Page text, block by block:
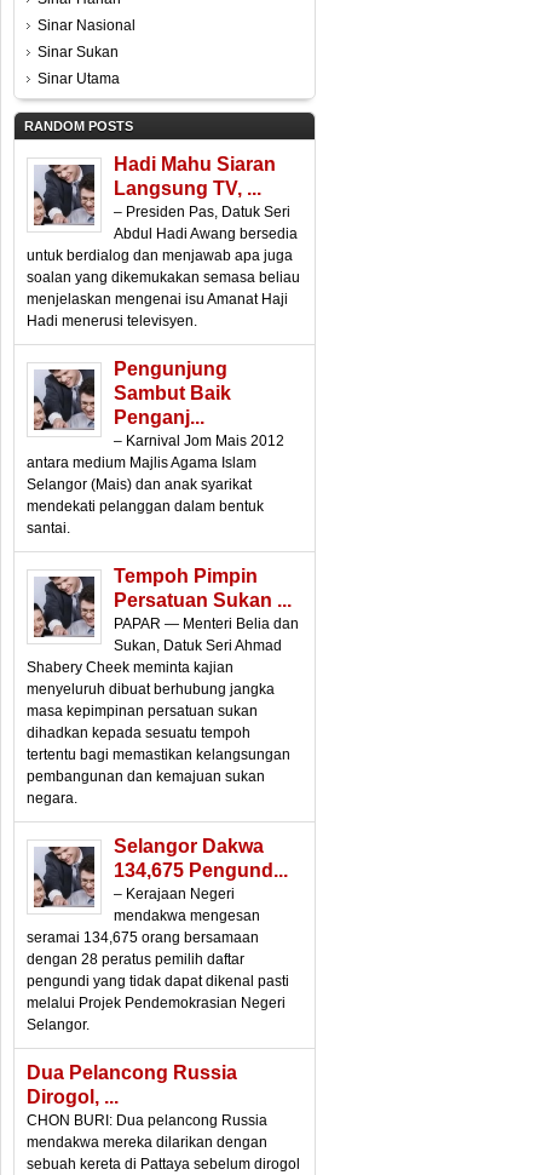
Sinar Nasional
Sinar Sukan
Sinar Utama
RANDOM POSTS
Hadi Mahu Siaran
Langsung TV, ...
– Presiden Pas, Datuk Seri
Abdul Hadi Awang bersedia
untuk berdialog dan menjawab apa juga
soalan yang dikemukakan semasa beliau
menjelaskan mengenai isu Amanat Haji
Hadi menerusi televisyen.
Pengunjung
Sambut Baik
Penganj...
– Karnival Jom Mais 2012
antara medium Majlis Agama Islam
Selangor (Mais) dan anak syarikat
mendekati pelanggan dalam bentuk
santai.
Tempoh Pimpin
Persatuan Sukan ...
PAPAR — Menteri Belia dan
Sukan, Datuk Seri Ahmad
Shabery Cheek meminta kajian
menyeluruh dibuat berhubung jangka
masa kepimpinan persatuan sukan
dihadkan kepada sesuatu tempoh
tertentu bagi memastikan kelangsungan
pembangunan dan kemajuan sukan
negara.
Selangor Dakwa
134,675 Pengund...
– Kerajaan Negeri
mendakwa mengesan
seramai 134,675 orang bersamaan
dengan 28 peratus pemilih daftar
pengundi yang tidak dapat dikenal pasti
melalui Projek Pendemokrasian Negeri
Selangor.
Dua Pelancong Russia
Dirogol, ...
CHON BURI: Dua pelancong Russia
mendakwa mereka dilarikan dengan
sebuah kereta di Pattaya sebelum dirogol